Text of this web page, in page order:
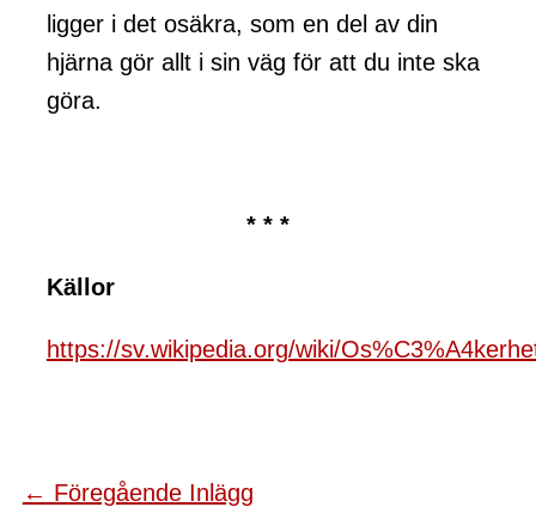
ligger i det osäkra, som en del av din
hjärna gör allt i sin väg för att du inte ska
göra.
* * *
Källor
https://sv.wikipedia.org/wiki/
← Föregående Inlägg